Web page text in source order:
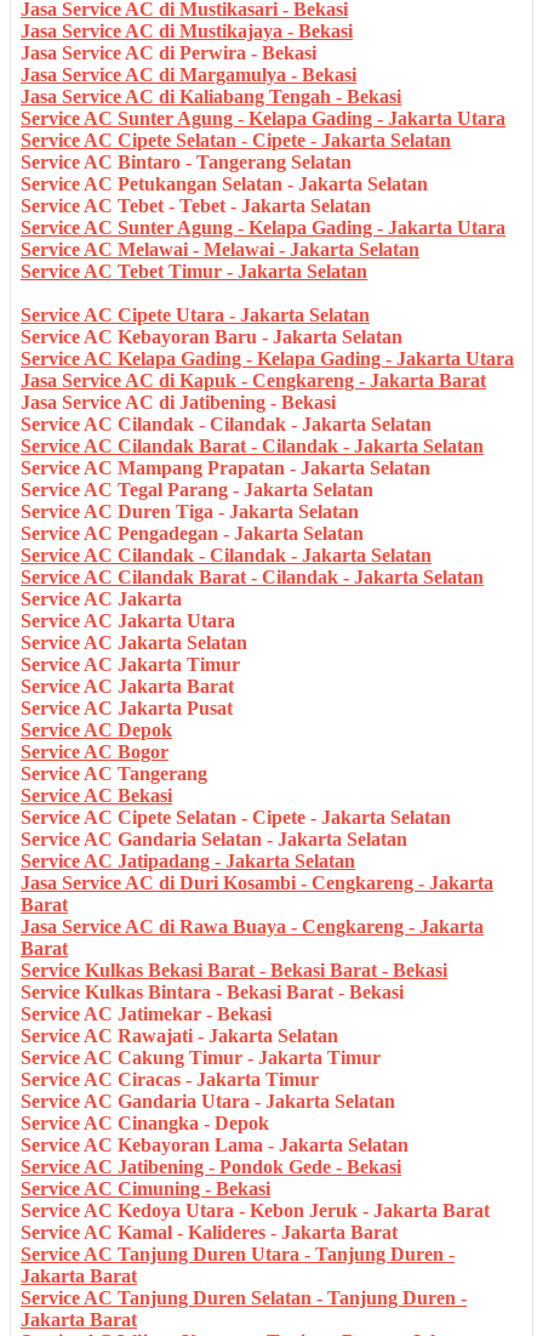
Jasa Service AC di Mustikasari - Bekasi
Jasa Service AC di Mustikajaya - Bekasi
Jasa Service AC di Perwira - Bekasi
Jasa Service AC di Margamulya - Bekasi
Jasa Service AC di Kaliabang Tengah - Bekasi
Service AC Sunter Agung - Kelapa Gading - Jakarta Utara
Service AC Cipete Selatan - Cipete - Jakarta Selatan
Service AC Bintaro - Tangerang Selatan
Service AC Petukangan Selatan - Jakarta Selatan
Service AC Tebet - Tebet - Jakarta Selatan
Service AC Sunter Agung - Kelapa Gading - Jakarta Utara
Service AC Melawai - Melawai - Jakarta Selatan
Service AC Tebet Timur - Jakarta Selatan
Service AC Cipete Utara - Jakarta Selatan
Service AC Kebayoran Baru - Jakarta Selatan
Service AC Kelapa Gading - Kelapa Gading - Jakarta Utara
Jasa Service AC di Kapuk - Cengkareng - Jakarta Barat
Jasa Service AC di Jatibening - Bekasi
Service AC Cilandak - Cilandak - Jakarta Selatan
Service AC Cilandak Barat - Cilandak - Jakarta Selatan
Service AC Mampang Prapatan - Jakarta Selatan
Service AC Tegal Parang - Jakarta Selatan
Service AC Duren Tiga - Jakarta Selatan
Service AC Pengadegan - Jakarta Selatan
Service AC Cilandak - Cilandak - Jakarta Selatan
Service AC Cilandak Barat - Cilandak - Jakarta Selatan
Service AC Jakarta
Service AC Jakarta Utara
Service AC Jakarta Selatan
Service AC Jakarta Timur
Service AC Jakarta Barat
Service AC Jakarta Pusat
Service AC Depok
Service AC Bogor
Service AC Tangerang
Service AC Bekasi
Service AC Cipete Selatan - Cipete - Jakarta Selatan
Service AC Gandaria Selatan - Jakarta Selatan
Service AC Jatipadang - Jakarta Selatan
Jasa Service AC di Duri Kosambi - Cengkareng - Jakarta
Barat
Jasa Service AC di Rawa Buaya - Cengkareng - Jakarta
Barat
Service Kulkas Bekasi Barat - Bekasi Barat - Bekasi
Service Kulkas Bintara - Bekasi Barat - Bekasi
Service AC Jatimekar - Bekasi
Service AC Rawajati - Jakarta Selatan
Service AC Cakung Timur - Jakarta Timur
Service AC Ciracas - Jakarta Timur
Service AC Gandaria Utara - Jakarta Selatan
Service AC Cinangka - Depok
Service AC Kebayoran Lama - Jakarta Selatan
Service AC Jatibening - Pondok Gede - Bekasi
Service AC Cimuning - Bekasi
Service AC Kedoya Utara - Kebon Jeruk - Jakarta Barat
Service AC Kamal - Kalideres - Jakarta Barat
Service AC Tanjung Duren Utara - Tanjung Duren -
Jakarta Barat
Service AC Tanjung Duren Selatan - Tanjung Duren -
Jakarta Barat